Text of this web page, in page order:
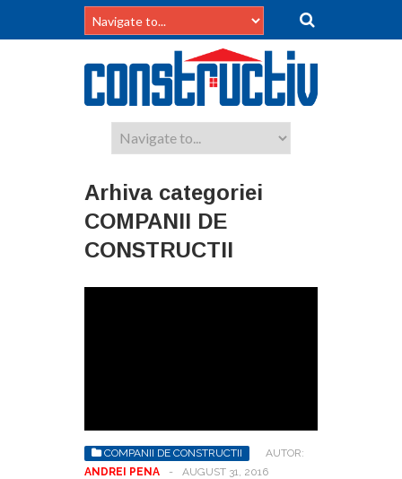
Arhiva categoriei
COMPANII DE
CONSTRUCTII
COMPANII DE CONSTRUCTII
AUTOR:
ANDREI PENA
- AUGUST 31, 2016